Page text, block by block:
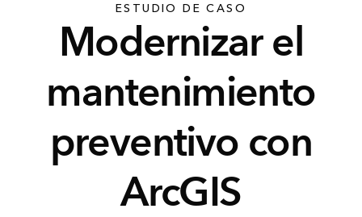
ESTUDIO DE CASO
Modernizar el
mantenimiento
preventivo con
ArcGIS